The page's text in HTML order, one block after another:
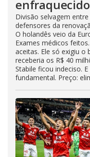
Divisão selvagem
defensores da
O holandês veio da
Exames médicos
aceitas. Ele só exigiu o
receberia os R$ 40
Stabile ficou indeciso.
fundamental. Preço: